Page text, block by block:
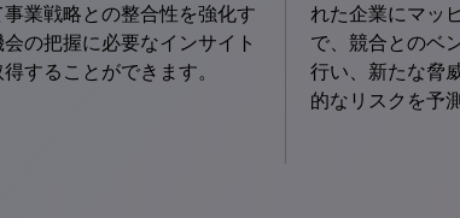
事業戦略との整合性を強化す
の把握に必要なインサイト
することができます。
れた企業にマッ
で、競合とのベ
行い、新たな脅
的なリスクを予